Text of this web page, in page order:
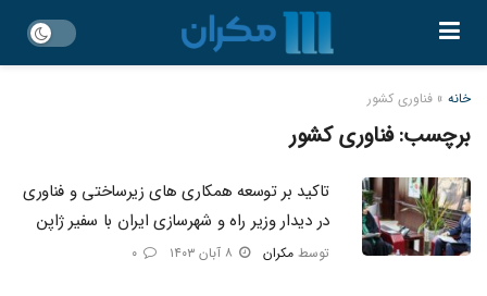
خانه » فناوری کشور
برچسب:فناوری کشور
تاکید بر توسعه همکاری های زیرساختی و فناوری
در دیدار وزیر راه و شهرسازی ایران با سفیر ژاپن
توسط مکران